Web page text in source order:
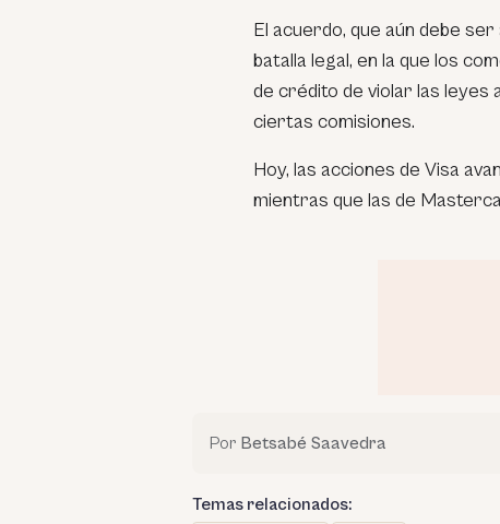
El acuerdo, que aún debe
batalla legal, en la que los
de crédito de violar las leyes
ciertas comisiones.
Hoy, las acciones de Visa
mientras que las de
Por Betsabé Saavedra
Temas relacionados: